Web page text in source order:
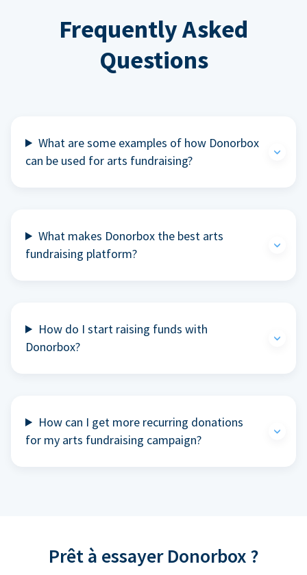
Frequently Asked
Questions
What are some examples of how Donorbox
can be used for arts fundraising?
What makes Donorbox the best arts
fundraising platform?
How do I start raising funds with
Donorbox?
How can I get more recurring donations
for my arts fundraising campaign?
Prêt à essayer Donorbox ?